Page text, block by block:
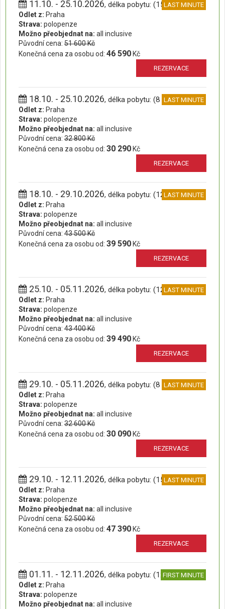
11.10. - 25.10.2026, délka pobytu: (15 dní)LAST MINUTE
Odlet z: Praha
Strava: polopenze
Možno přeobjednat na: all inclusive
Původní cena: 51 600 Kč
Konečná cena za osobu od: 46 590 Kč
REZERVACE
18.10. - 25.10.2026, délka pobytu: (8 dní)LAST MINUTE
Odlet z: Praha
Strava: polopenze
Možno přeobjednat na: all inclusive
Původní cena: 32 800 Kč
Konečná cena za osobu od: 30 290 Kč
REZERVACE
18.10. - 29.10.2026, délka pobytu: (12 dní)LAST MINUTE
Odlet z: Praha
Strava: polopenze
Možno přeobjednat na: all inclusive
Původní cena: 43 500 Kč
Konečná cena za osobu od: 39 590 Kč
REZERVACE
25.10. - 05.11.2026, délka pobytu: (12 dní)LAST MINUTE
Odlet z: Praha
Strava: polopenze
Možno přeobjednat na: all inclusive
Původní cena: 43 400 Kč
Konečná cena za osobu od: 39 490 Kč
REZERVACE
29.10. - 05.11.2026, délka pobytu: (8 dní)LAST MINUTE
Odlet z: Praha
Strava: polopenze
Možno přeobjednat na: all inclusive
Původní cena: 32 600 Kč
Konečná cena za osobu od: 30 090 Kč
REZERVACE
29.10. - 12.11.2026, délka pobytu: (15 dní)LAST MINUTE
Odlet z: Praha
Strava: polopenze
Možno přeobjednat na: all inclusive
Původní cena: 52 500 Kč
Konečná cena za osobu od: 47 390 Kč
REZERVACE
01.11. - 12.11.2026, délka pobytu: (12 dní)FIRST MINUTE
Odlet z: Praha
Strava: polopenze
Možno přeobjednat na: all inclusive